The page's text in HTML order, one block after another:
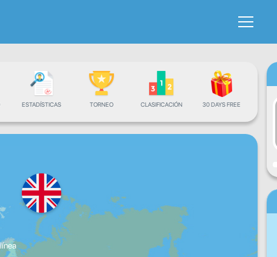
ESTADÍSTICAS TORNEO CLASIFICACIÓN 30 DAYS FREE